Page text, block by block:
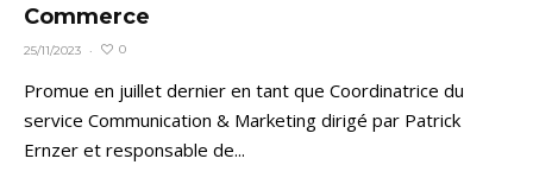
Commerce
25/11/2023 · 0
Promue en juillet dernier en tant que Coordinatrice du
service Communication & Marketing dirigé par Patrick
Ernzer et responsable de...